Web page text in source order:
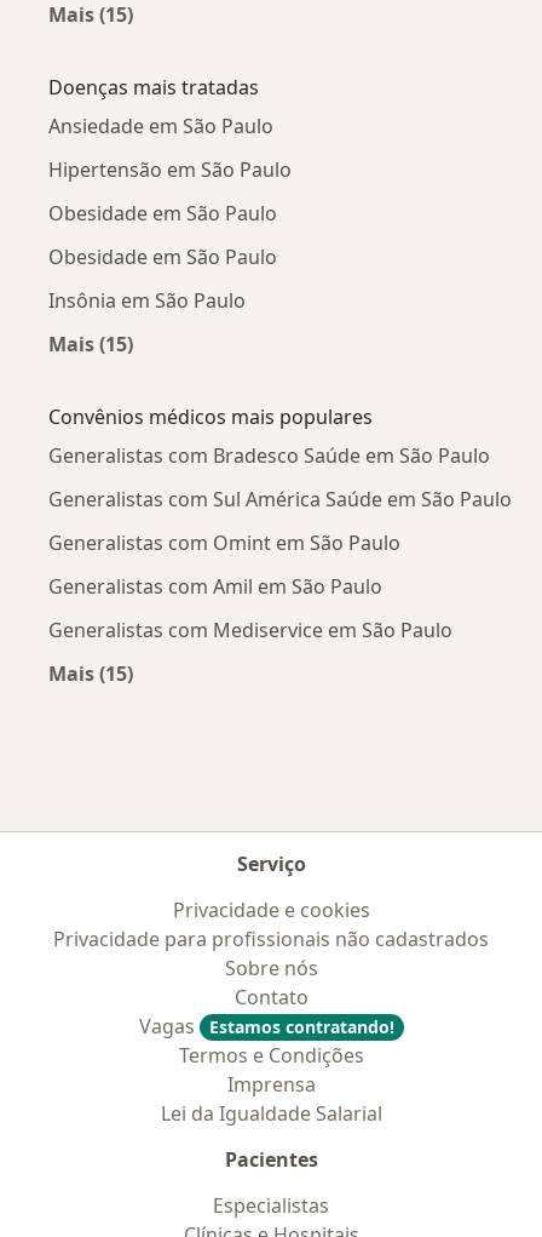
Mais (15)
Doenças mais tratadas
Ansiedade em São Paulo
Hipertensão em São Paulo
Obesidade em São Paulo
Obesidade em São Paulo
Insônia em São Paulo
Mais (15)
Convênios médicos mais populares
Generalistas com Bradesco Saúde em São Paulo
Generalistas com Sul América Saúde em São Paulo
Generalistas com Omint em São Paulo
Generalistas com Amil em São Paulo
Generalistas com Mediservice em São Paulo
Mais (15)
Serviço
Privacidade e cookies
Privacidade para profissionais não cadastrados
Sobre nós
Contato
Vagas
Estamos contratando!
Termos e Condições
Imprensa
Lei da Igualdade Salarial
Pacientes
Especialistas